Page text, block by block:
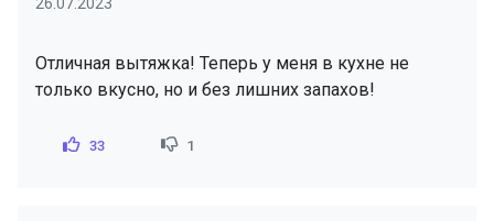
Отличная вытяжка! Теперь у меня в кухне не
только вкусно, но и без лишних запахов!
33 1